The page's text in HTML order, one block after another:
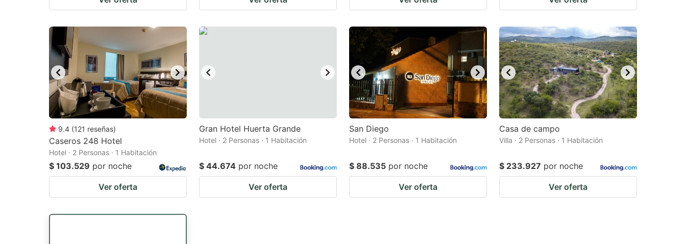
9.4 (121 reseñas)
Caseros 248 Hotel
Hotel · 2 Personas · 1 Habitación
$ 103.529 por noche
Ver oferta
Gran Hotel Huerta Grande
Hotel · 2 Personas · 1 Habitación
$ 44.674 por noche
Ver oferta
San Diego
Hotel · 2 Personas · 1 Habitación
$ 88.535 por noche
Ver oferta
Casa de campo
Villa · 2 Personas · 1 Habitación
$ 233.927 por noche
Ver oferta